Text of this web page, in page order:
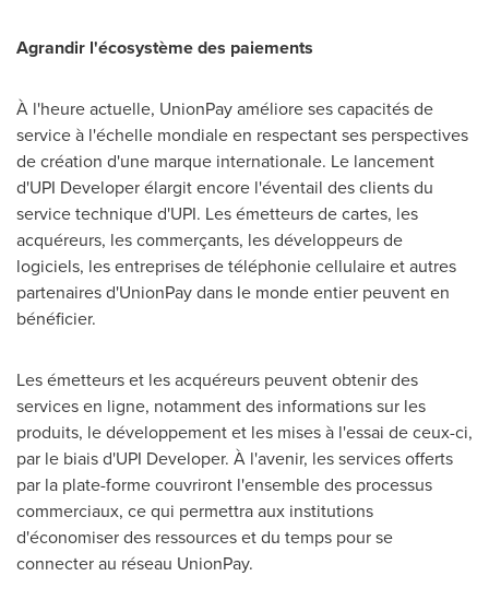
Agrandir l'écosystème des paiements
À l'heure actuelle, UnionPay améliore ses capacités de
service à l'échelle mondiale en respectant ses perspectives
de création d'une marque internationale. Le lancement
d'UPI Developer élargit encore l'éventail des clients du
service technique d'UPI. Les émetteurs de cartes, les
acquéreurs, les commerçants, les développeurs de
logiciels, les entreprises de téléphonie cellulaire et autres
partenaires d'UnionPay dans le monde entier peuvent en
bénéficier.
Les émetteurs et les acquéreurs peuvent obtenir des
services en ligne, notamment des informations sur les
produits, le développement et les mises à l'essai de ceux-ci,
par le biais d'UPI Developer. À l'avenir, les services offerts
par la plate-forme couvriront l'ensemble des processus
commerciaux, ce qui permettra aux institutions
d'économiser des ressources et du temps pour se
connecter au réseau UnionPay.